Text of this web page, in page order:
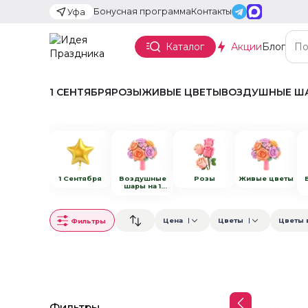
Уфа Бонусная программаКонтакты
Каталог АкцииБлог
1 СЕНТЯБРЯРОЗЫЖИВЫЕ ЦВЕТЫВОЗДУШНЫЕ
1 Сентября
Воздушные
шары на 1
Розы Живые цветы
Фильтры Цена Цветы Цветы